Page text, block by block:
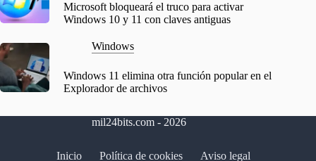
Microsoft bloqueará el truco para activar
Windows 10 y 11 con claves antiguas
Windows
Windows 11 elimina otra función popular en el
Explorador de archivos
mil24bits.com - 2026
Inicio Política de cookies Aviso legal